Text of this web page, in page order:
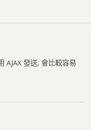
AJAX 發送, 會比較容易